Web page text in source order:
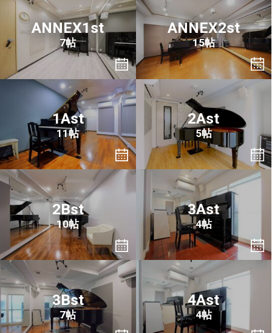
ANNEX1st
7帖
ANNEX2st
15帖
1Ast
11帖
2Ast
5帖
2Bst
10帖
3Ast
4帖
3Bst
7帖
4Ast
4帖